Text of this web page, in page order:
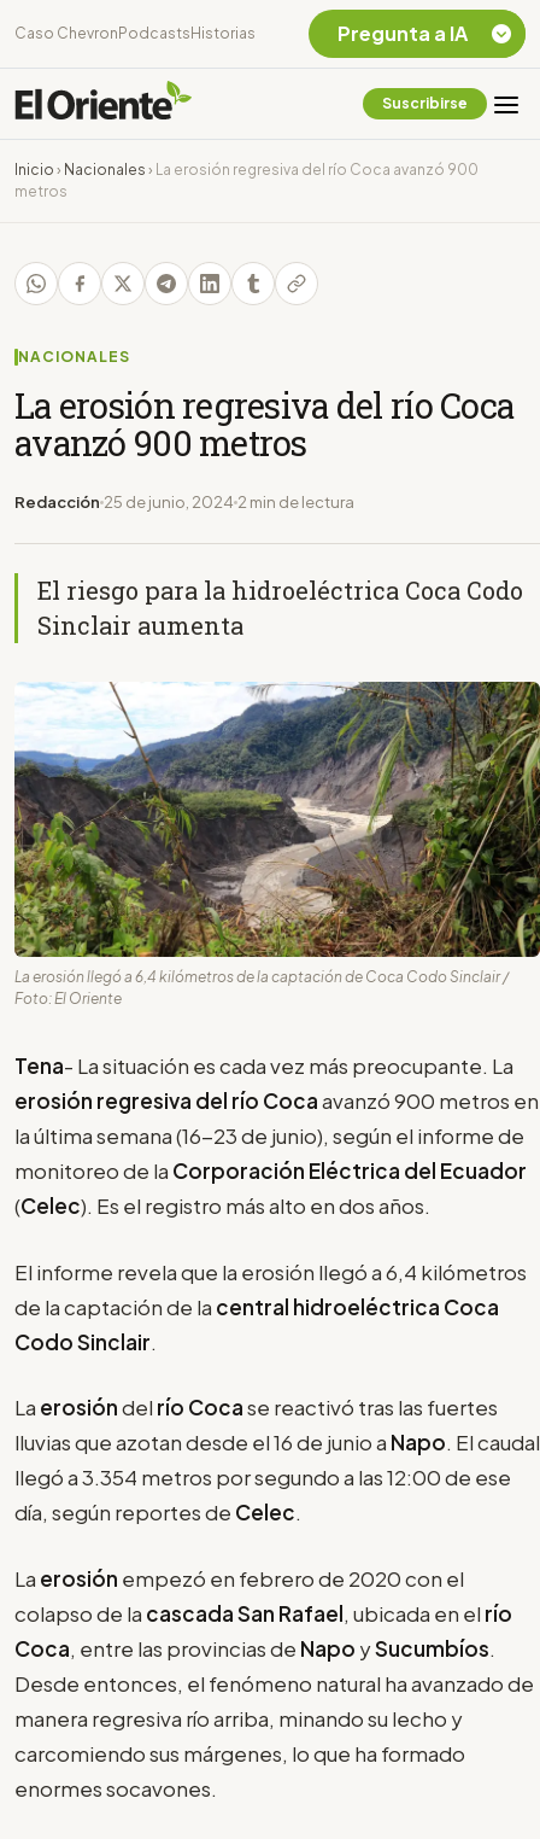
Caso Chevron Podcasts Historias
Suscribirse
Inicio › Nacionales ›
La erosión regresiva del río Coca avanzó 900
metros
NACIONALES
La erosión regresiva del río Coca
avanzó 900 metros
Redacción 25 de junio, 2024 2 min de lectura
El riesgo para la hidroeléctrica Coca Codo
Sinclair aumenta
La erosión llegó a 6,4 kilómetros de la captación de Coca Codo Sinclair /
Foto: El Oriente
Tena- La situación es cada vez más preocupante. La
erosión regresiva del río Cocaavanzó 900 metros en
la última semana (16-23 de junio), según el informe de
monitoreo de la Corporación Eléctrica del Ecuador
(Celec). Es el registro más alto en dos años.
El informe revela que la erosión llegó a 6,4 kilómetros
de la captación de la central hidroeléctrica Coca
Codo Sinclair.
La erosióndel río Cocase reactivó tras las fuertes
lluvias que azotan desde el 16 de junio a Napo. El caudal
llegó a 3.354 metros por segundo a las 12:00 de ese
día, según reportes de Celec.
La erosión empezó en febrero de 2020 con el
colapso de la cascada San Rafael, ubicada en el río
Coca, entre las provincias de Napo ySucumbíos.
Desde entonces, el fenómeno natural ha avanzado de
manera regresiva río arriba, minando su lecho y
carcomiendo sus márgenes, lo que ha formado
enormes socavones.
Pregunta a IA
Chevron Ecuador